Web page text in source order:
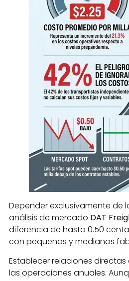
Depender exclusivamente de
análisis de mercado DAT
diferencia de hasta 0.50
con pequeños y medianos
Establecer relaciones
las operaciones anuales.